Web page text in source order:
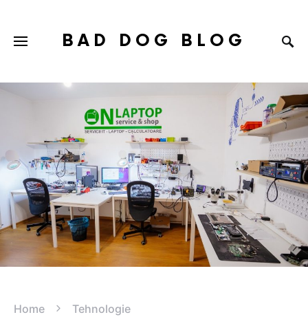
BAD DOG BLOG
Home Tehnologie